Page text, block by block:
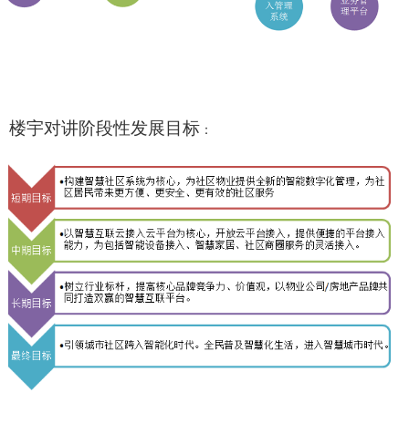
楼宇对讲阶段性发展目标 ：